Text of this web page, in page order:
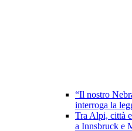
“Il nostro
interroga la
Tra Alpi, città
a Innsbruck e